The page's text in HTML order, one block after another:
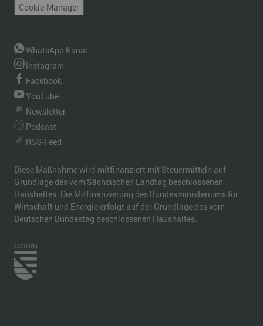
Cookie-Manager
WhatsApp Kanal
Instagram
Facebook
YouTube
Newsletter
Podcast
RSS-Feed
Diese Maßnahme wird mitfinanziert mit Steuermitteln auf
Grundlage des vom Sächsischen Landtag beschlossenen
Haushaltes. Die Mitfinanzierung des Bundesministeriums für
Wirtschaft und Energie erfolgt auf der Grundlage des vom
Deutschen Bundestag beschlossenen Haushaltes.